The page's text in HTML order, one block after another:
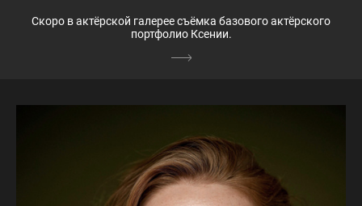
Скоро в актёрской галерее съёмка базового актёрского
портфолио Ксении.